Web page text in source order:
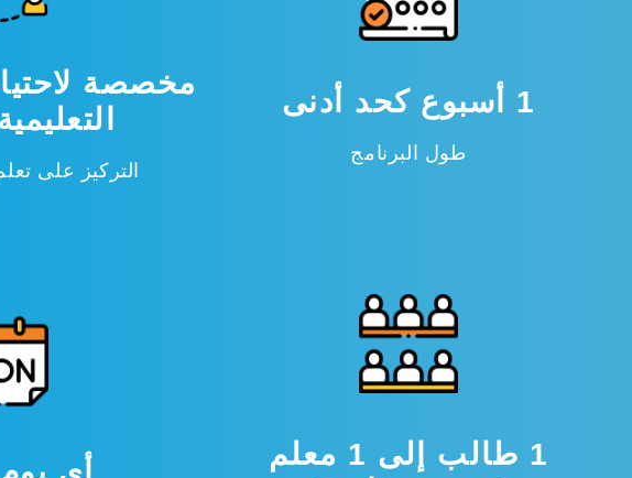
1 أسبوع كحد أدنى
طول البرنامج
مخصصة
التركيز على
1 طالب إلى 1 معلم